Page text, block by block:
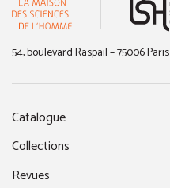
54, boulevard Raspail – 75006 Paris
Catalogue
Collections
Revues